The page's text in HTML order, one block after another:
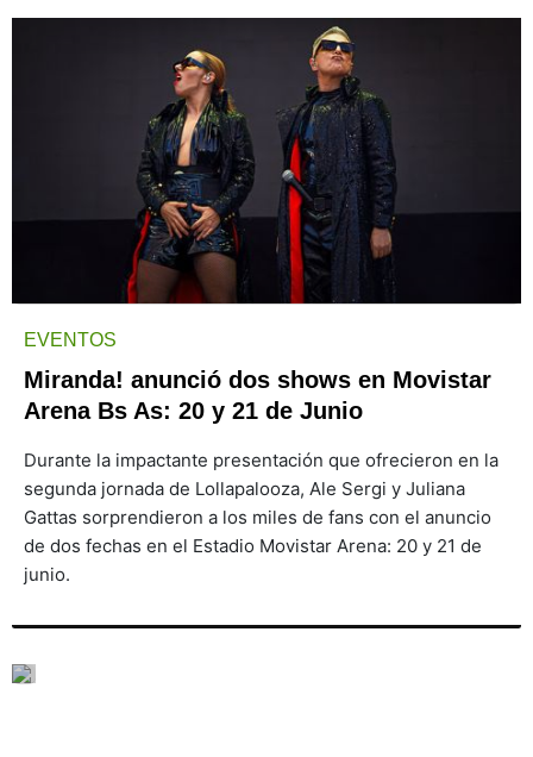
EVENTOS
Miranda! anunció dos shows en Movistar
Arena Bs As: 20 y 21 de Junio
Durante la impactante presentación que ofrecieron en la
segunda jornada de Lollapalooza, Ale Sergi y Juliana
Gattas sorprendieron a los miles de fans con el anuncio
de dos fechas en el Estadio Movistar Arena: 20 y 21 de
junio.